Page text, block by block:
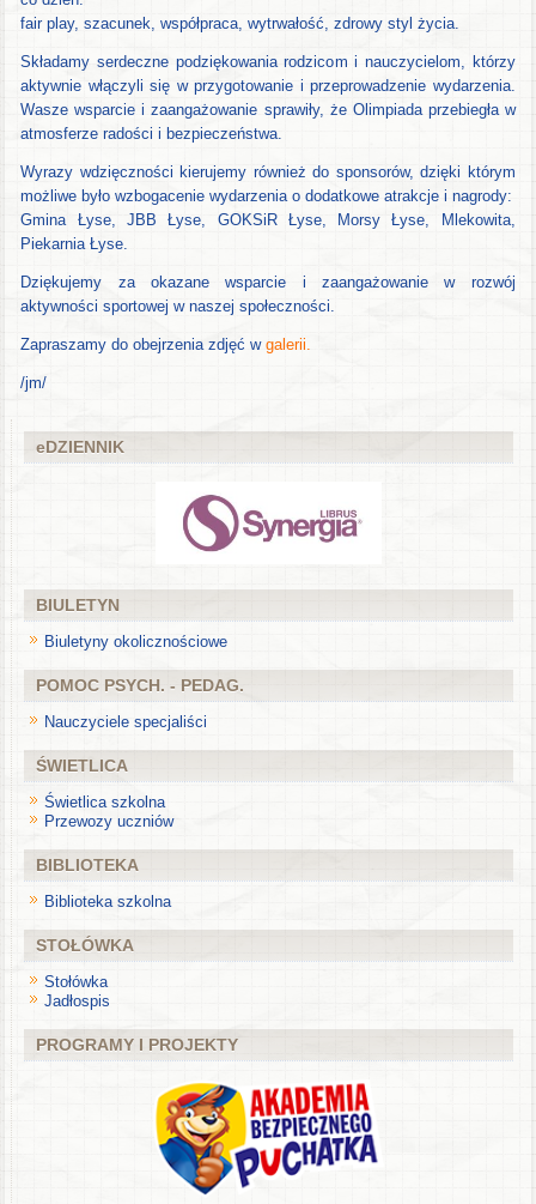
fair play, szacunek, współpraca, wytrwałość, zdrowy styl życia.
Składamy serdeczne podziękowania rodzicom i nauczycielom, którzy
aktywnie włączyli się w przygotowanie i przeprowadzenie wydarzenia.
Wasze wsparcie i zaangażowanie sprawiły, że Olimpiada przebiegła w
atmosferze radości i bezpieczeństwa.
Wyrazy wdzięczności kierujemy również do sponsorów, dzięki którym
możliwe było wzbogacenie wydarzenia o dodatkowe atrakcje i nagrody:
Gmina Łyse, JBB Łyse, GOKSiR Łyse, Morsy Łyse, Mlekowita,
Piekarnia Łyse.
Dziękujemy za okazane wsparcie i zaangażowanie w rozwój
aktywności sportowej w naszej społeczności.
Zapraszamy do obejrzenia zdjęć wgalerii.
/jm/
eDZIENNIK
BIULETYN
Biuletyny okolicznościowe
POMOC PSYCH. - PEDAG.
Nauczyciele specjaliści
ŚWIETLICA
Świetlica szkolna
Przewozy uczniów
BIBLIOTEKA
Biblioteka szkolna
STOŁÓWKA
Stołówka
Jadłospis
PROGRAMY I PROJEKTY